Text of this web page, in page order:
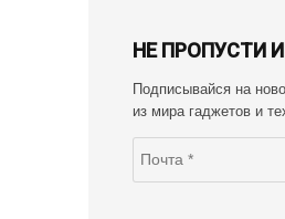
НЕ ПРОПУСТИ
Подписывайся на
из мира гаджетов и